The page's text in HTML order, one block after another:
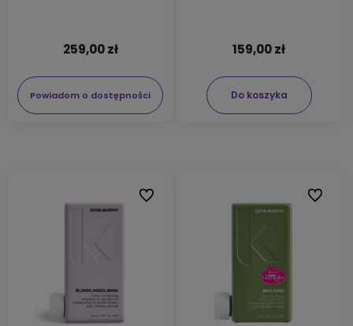
259,00 zł
Powiadom o dostępności
159,00 zł
Do koszyka
Do ulubionych Do